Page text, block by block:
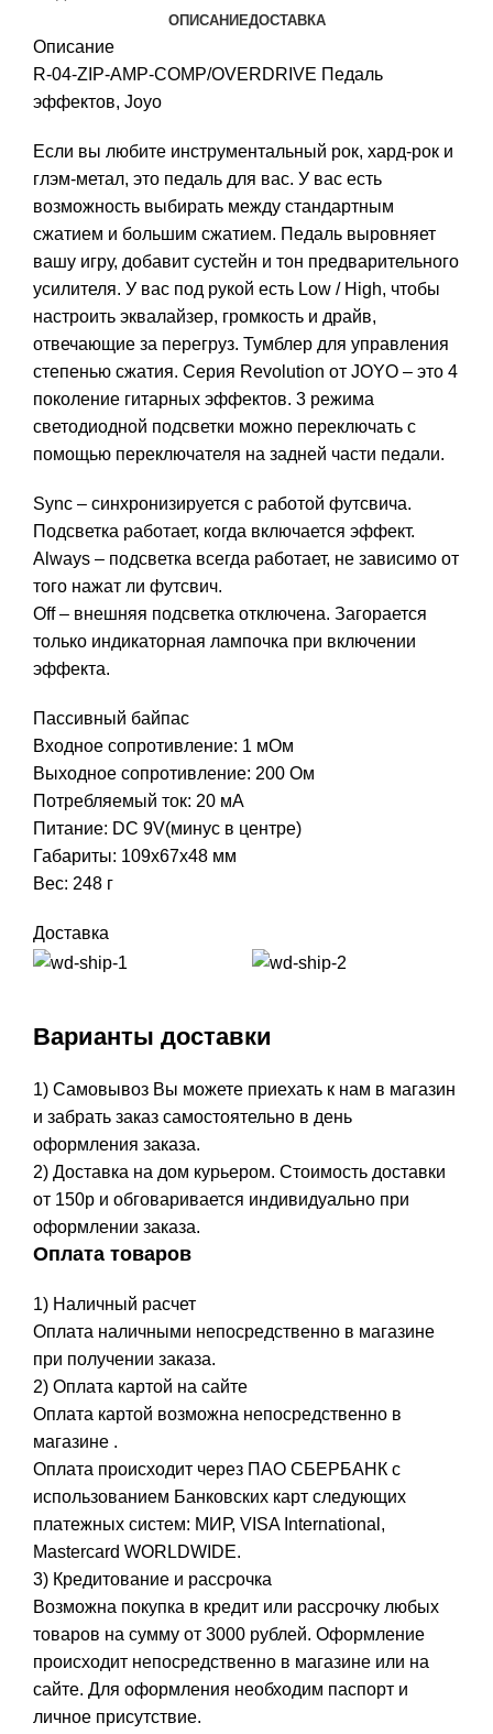
ОПИСАНИЕДОСТАВКА
Описание
R-04-ZIP-AMP-COMP/OVERDRIVE Педаль
эффектов, Joyo
Если вы любите инструментальный рок, хард-рок и
глэм-метал, это педаль для вас. У вас есть
возможность выбирать между стандартным
сжатием и большим сжатием. Педаль выровняет
вашу игру, добавит сустейн и тон предварительного
усилителя. У вас под рукой есть Low / High, чтобы
настроить эквалайзер, громкость и драйв,
отвечающие за перегруз. Тумблер для управления
степенью сжатия. Серия Revolution от JOYO – это 4
поколение гитарных эффектов. 3 режима
светодиодной подсветки можно переключать с
помощью переключателя на задней части педали.
Sync – синхронизируется с работой футсвича.
Подсветка работает, когда включается эффект.
Always – подсветка всегда работает, не зависимо от
того нажат ли футсвич.
Off – внешняя подсветка отключена. Загорается
только индикаторная лампочка при включении
эффекта.
Пассивный байпас
Входное сопротивление: 1 мОм
Выходное сопротивление: 200 Ом
Потребляемый ток: 20 мА
Питание: DC 9V(минус в центре)
Габариты: 109x67x48 мм
Вес: 248 г
Доставка
Варианты доставки
1) Самовывоз Вы можете приехать к нам в магазин
и забрать заказ самостоятельно в день
оформления заказа.
2) Доставка на дом курьером. Стоимость доставки
от 150р и обговаривается индивидуально при
оформлении заказа.
Оплата товаров
1) Наличный расчет
Оплата наличными непосредственно в магазине
при получении заказа.
2) Оплата картой на сайте
Оплата картой возможна непосредственно в
магазине .
Оплата происходит через ПАО СБЕРБАНК с
использованием Банковских карт следующих
платежных систем: МИР, VISA International,
Mastercard WORLDWIDE.
3) Кредитование и рассрочка
Возможна покупка в кредит или рассрочку любых
товаров на сумму от 3000 рублей. Оформление
происходит непосредственно в магазине или на
сайте. Для оформления необходим паспорт и
личное присутствие.